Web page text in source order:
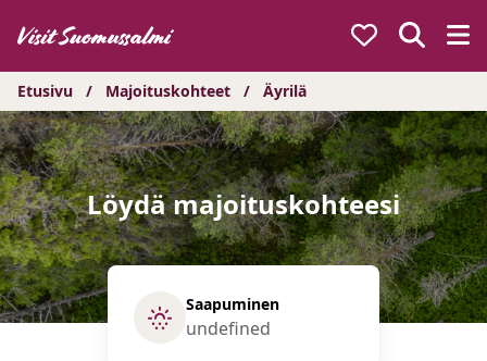
sisältöön
Etusivu / Majoituskohteet / Äyrilä
Löydä majoituskohteesi
Saapuminen